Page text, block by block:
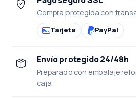
Compra protegida con
Tarjeta PayPal
Envío protegido 24/48h
Preparado con embalaje
caja.